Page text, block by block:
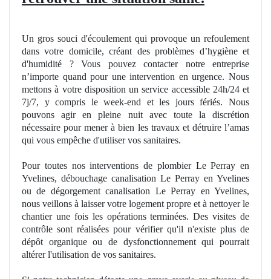
Un gros souci d'écoulement qui provoque un refoulement
dans votre domicile, créant des problèmes d’hygiène et
d'humidité ? Vous pouvez contacter notre entreprise
n’importe quand pour une intervention en urgence. Nous
mettons à votre disposition un service accessible 24h/24 et
7j/7, y compris le week-end et les jours fériés. Nous
pouvons agir en pleine nuit avec toute la discrétion
nécessaire pour mener à bien les travaux et détruire l’amas
qui vous empêche d'utiliser vos sanitaires.
Pour toutes nos interventions de plombier Le Perray en
Yvelines, débouchage canalisation Le Perray en Yvelines
ou de dégorgement canalisation Le Perray en Yvelines,
nous veillons à laisser votre logement propre et à nettoyer le
chantier une fois les opérations terminées. Des visites de
contrôle sont réalisées pour vérifier qu'il n'existe plus de
dépôt organique ou de dysfonctionnement qui pourrait
altérer l'utilisation de vos sanitaires.